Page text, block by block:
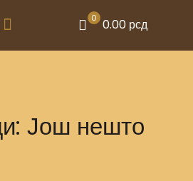
0 0.00 рсд
Још нешто